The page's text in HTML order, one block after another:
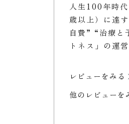
人生100年時
歳以上）に達
自費” “治療と
トネス」の運
レビューをみる
他のレビューを